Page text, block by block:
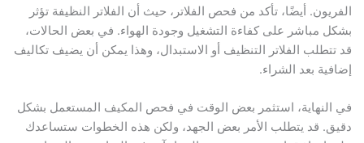
الفريون. أيضًا، تأكد من فحص الفلاتر، حيث أن الفلاتر النظيفة تؤثر
بشكل مباشر على كفاءة التشغيل وجودة الهواء. في بعض الحالات،
قد تتطلب الفلاتر التنظيف أو الاستبدال، وهذا يمكن أن يضيف تكاليف
إضافية بعد الشراء.
في النهاية، استثمر بعض الوقت في فحص المكيف المستعمل بشكل
دقيق. قد يتطلب الأمر بعض الجهد، ولكن هذه الخطوات ستساعدك